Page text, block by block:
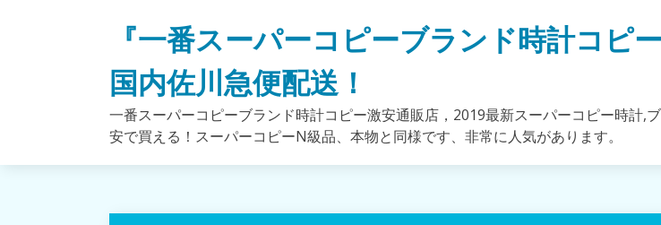
『一番スーパーコピーブランド時計コピ
国内佐川急便配送！
一番スーパーコピーブランド時計コピー激安通販店，2019最新スーパーコピー時計,
安で買える！スーパーコピーN級品、本物と同様です、非常に人気があります。